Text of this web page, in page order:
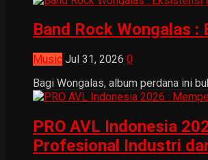
Band Rock Wongalas
Music Jul 31, 2026 0
Bagi Wongalas, album perdana ini
PRO AVL Indonesia
Profesional Industri